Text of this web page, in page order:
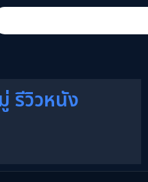
รีวิวหนัง